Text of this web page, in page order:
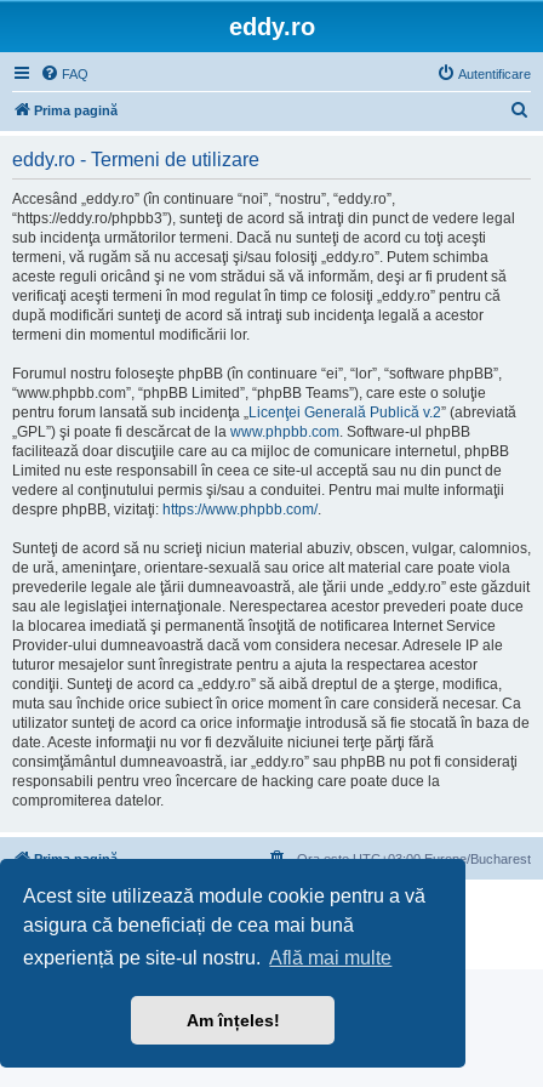
Acest site utilizează module cookie pentru a vă
asigura că beneficiați de cea mai bună
experiență pe site-ul nostru. Află mai multe
Am înțeles!
eddy.ro
FAQ Autentificare
Prima pagină
eddy.ro - Termeni de utilizare
Accesând „eddy.ro” (în continuare “noi”, “nostru”, “eddy.ro”,
“https://eddy.ro/phpbb3”), sunteţi de acord să intraţi din punct de vedere legal
sub incidenţa următorilor termeni. Dacă nu sunteţi de acord cu toţi aceşti
termeni, vă rugăm să nu accesaţi şi/sau folosiţi „eddy.ro”. Putem schimba
aceste reguli oricând şi ne vom strădui să vă informăm, deşi ar fi prudent să
verificaţi aceşti termeni în mod regulat în timp ce folosiţi „eddy.ro” pentru că
după modificări sunteţi de acord să intraţi sub incidenţa legală a acestor
termeni din momentul modificării lor.
Forumul nostru foloseşte phpBB (în continuare “ei”, “lor”, “software phpBB”,
“www.phpbb.com”, “phpBB Limited”, “phpBB Teams”), care este o soluţie
pentru forum lansată sub incidenţa „Licenţei Generală Publică v.2” (abreviată
„GPL”) şi poate fi descărcat de la www.phpbb.com. Software-ul phpBB
facilitează doar discuţiile care au ca mijloc de comunicare internetul, phpBB
Limited nu este responsabill în ceea ce site-ul acceptă sau nu din punct de
vedere al conţinutului permis şi/sau a conduitei. Pentru mai multe informaţii
despre phpBB, vizitaţi: https://www.phpbb.com/.
Sunteţi de acord să nu scrieţi niciun material abuziv, obscen, vulgar, calomnios,
de ură, ameninţare, orientare-sexuală sau orice alt material care poate viola
prevederile legale ale ţării dumneavoastră, ale ţării unde „eddy.ro” este găzduit
sau ale legislaţiei internaţionale. Nerespectarea acestor prevederi poate duce
la blocarea imediată şi permanentă însoţită de notificarea Internet Service
Provider-ului dumneavoastră dacă vom considera necesar. Adresele IP ale
tuturor mesajelor sunt înregistrate pentru a ajuta la respectarea acestor
condiţii. Sunteţi de acord ca „eddy.ro” să aibă dreptul de a şterge, modifica,
muta sau închide orice subiect în orice moment în care consideră necesar. Ca
utilizator sunteţi de acord ca orice informaţie introdusă să fie stocată în baza de
date. Aceste informaţii nu vor fi dezvăluite niciunei terţe părţi fără
consimţământul dumneavoastră, iar „eddy.ro” sau phpBB nu pot fi consideraţi
responsabili pentru vreo încercare de hacking care poate duce la
compromiterea datelor.
Prima pagină Ora este UTC+03:00 Europe/Bucharest
Furnizat dephpBB® Forum Software © phpBB Limited
Translation/Traducere:phpBB România